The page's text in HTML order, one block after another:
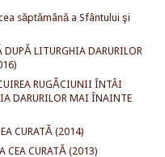
săptămână a Sfântului şi
DUPĂ LITURGHIA DARURILOR
RUGĂCIUNII ÎNTÂI
DARURILOR MAI ÎNAINTE
CURATĂ (2014)
CEA CURATĂ (2013)